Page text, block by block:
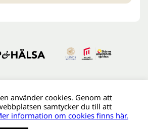
använder cookies. Genom att
samtycker du till att
information om cookies finns här.